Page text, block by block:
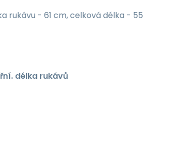
rukávu - 61 cm, celková délka - 55
délka rukávů